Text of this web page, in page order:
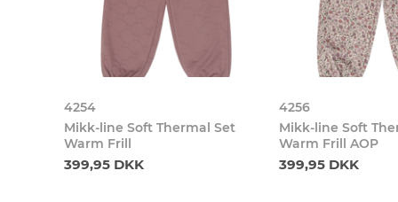
4254
Mikk-line Soft Thermal Set
Warm Frill
399,95 DKK
4256
Mikk-line Soft
Warm Frill AOP
399,95 DKK